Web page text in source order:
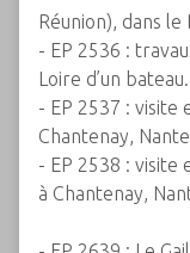
Réunion), dans
- EP 2536 :
Loire d’un bateau.
- EP 2537 : visite
Chantenay,
- EP 2538 : visite
à Chantenay,